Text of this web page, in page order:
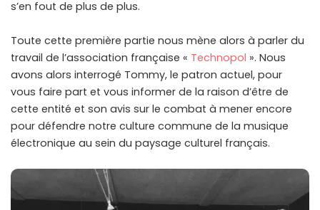
s’en fout de plus de plus.
Toute cette première partie nous mène alors à parler du
travail de l’association française « Technopol ». Nous
avons alors interrogé Tommy, le patron actuel, pour
vous faire part et vous informer de la raison d’être de
cette entité et son avis sur le combat à mener encore
pour défendre notre culture commune de la musique
électronique au sein du paysage culturel français.